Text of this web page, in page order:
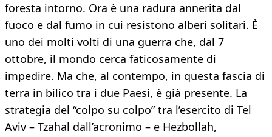
foresta intorno. Ora è una radura annerita dal
fuoco e dal fumo in cui resistono alberi solitari. È
uno dei molti volti di una guerra che, dal 7
ottobre, il mondo cerca faticosamente di
impedire. Ma che, al contempo, in questa fascia di
terra in bilico tra i due Paesi, è già presente. La
strategia del “colpo su colpo” tra l’esercito di Tel
Aviv – Tzahal dall’acronimo – e Hezbollah,